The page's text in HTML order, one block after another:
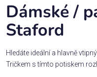
Dárek
pro
Rodina
/
Dámské /
Staford
Hledáte ideální a hlavně
Tričkem s tímto potiskem